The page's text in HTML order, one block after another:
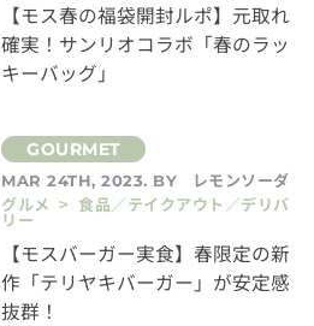
【モス春の福袋開封ルポ】元取れ
確実！サンリオコラボ「春のラッ
キーバッグ」
MAR 24TH, 2023. BY
レモンソーダ
グルメ > 食品／テイクアウト／デリバ
リー
【モスバーガー実食】春限定の新
作「テリヤキバーガー」が安定感
抜群！